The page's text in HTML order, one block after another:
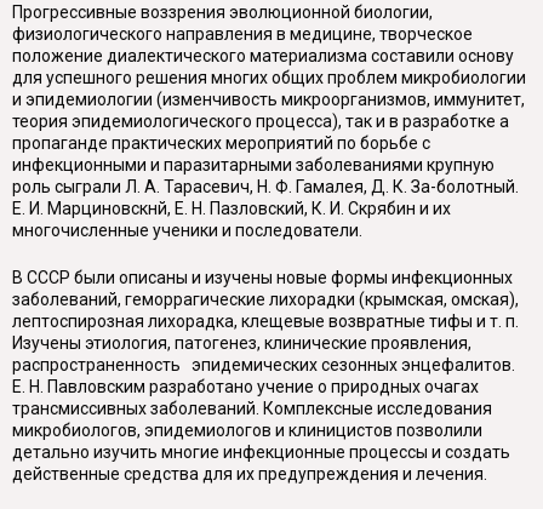
Прогрессивные воззрения эволюционной биологии,
физиологического направления в медицине, творческое
положение диалектического материализма составили основу
для успешного решения многих общих проблем микробиологии
и эпидемиологии (изменчивость микроорганизмов, иммунитет,
теория эпидемиологического процесса), так и в разработке а
пропаганде практических мероприятий по борьбе с
инфекционными и паразитарными заболеваниями крупную
роль сыграли Л. А. Тарасевич, Н. Ф. Гамалея, Д. К. За-болотный.
Е. И. Марциновскнй, Е. Н. Пазловский, К. И. Скрябин и их
многочисленные ученики и последователи.
В СССР были описаны и изучены новые формы инфекционных
заболеваний, геморрагические лихорадки (крымская, омская),
лептоспирозная лихорадка, клещевые возвратные тифы и т. п.
Изучены этиология, патогенез, клинические проявления,
распространенность эпидемических сезонных энцефалитов.
Е. Н. Павловским разработано учение о природных очагах
трансмиссивных заболеваний. Комплексные исследования
микробиологов, эпидемиологов и клиницистов позволили
детально изучить многие инфекционные процессы и создать
действенные средства для их предупреждения и лечения.